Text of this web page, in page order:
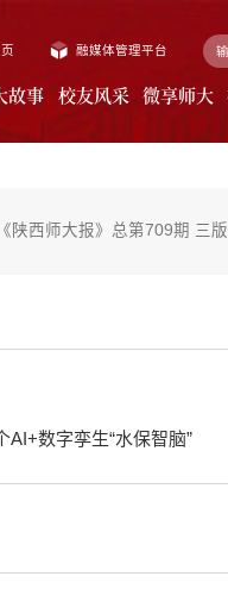
融媒体管理平台
故事 校友风采 微享师大
《陕西师大报》总第709期 三版
AI+数字孪生“水保智脑”